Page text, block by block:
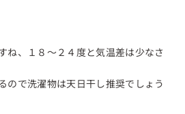
ね、１８～２４度と気温差は少なさ
ので洗濯物は天日干し推奨でしょう